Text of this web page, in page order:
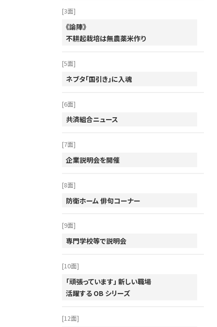
[3面]
《論陣》
不耕起栽培は無農薬米作り
[5面]
ネブタ「国引き」に入魂
[6面]
共済組合ニュース
[7面]
企業説明会を開催
[8面]
防衛ホーム 俳句コーナー
[9面]
専門学校等で説明会
[10面]
「頑張っています」 新しい職場
活躍する OB シリーズ
[12面]